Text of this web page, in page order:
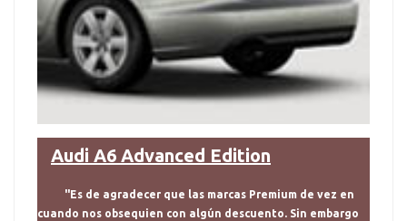
Audi A6 Advanced Edition
"Es de agradecer que las marcas Premium de vez en
cuando nos obsequien con algún descuento. Sin embargo